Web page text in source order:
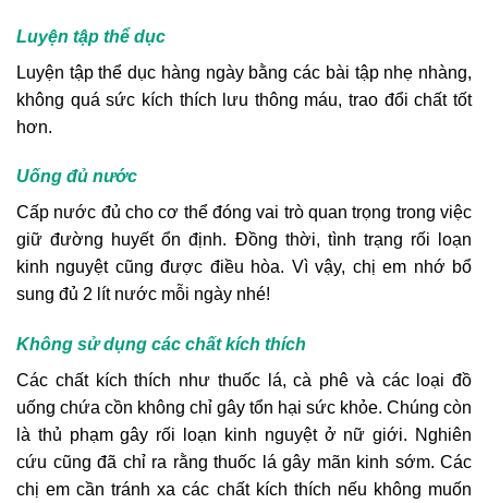
Luyện tập thể dục
Luyện tập thể dục hàng ngày bằng các bài tập nhẹ nhàng,
không quá sức kích thích lưu thông máu, trao đổi chất tốt
hơn.
Uống đủ nước
Cấp nước đủ cho cơ thể đóng vai trò quan trọng trong việc
giữ đường huyết ổn định. Đồng thời, tình trạng rối loạn
kinh nguyệt cũng được điều hòa. Vì vậy, chị em nhớ bổ
sung đủ 2 lít nước mỗi ngày nhé!
Không sử dụng các chất kích thích
Các chất kích thích như thuốc lá, cà phê và các loại đồ
uống chứa cồn không chỉ gây tổn hại sức khỏe. Chúng còn
là thủ phạm gây rối loạn kinh nguyệt ở nữ giới. Nghiên
cứu cũng đã chỉ ra rằng thuốc lá gây mãn kinh sớm. Các
chị em cần tránh xa các chất kích thích nếu không muốn